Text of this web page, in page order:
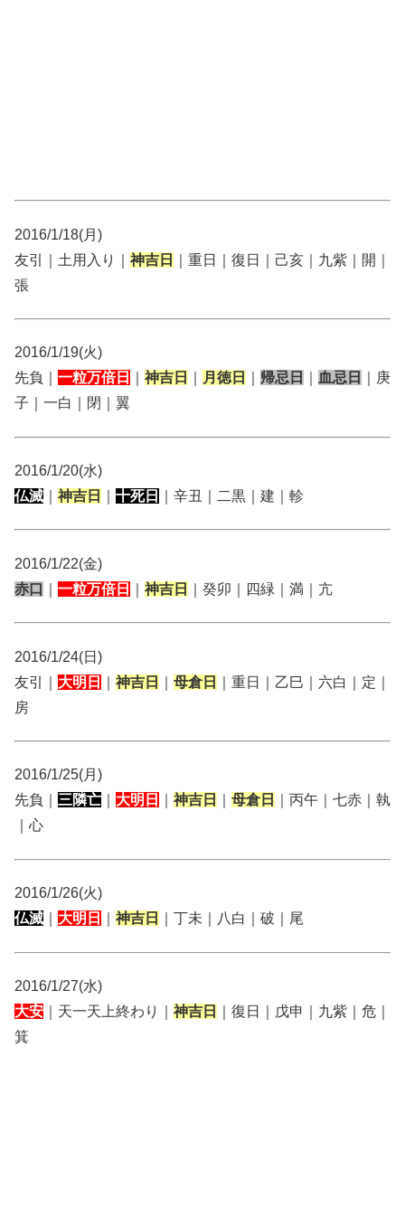
2016/1/18(月)
友引｜土用入り｜ 神吉日
｜重日｜復日｜己亥｜九紫｜開｜
張
2016/1/19(火)
先負｜ 一粒万倍日 神吉日 月徳日 帰忌日 血忌日
｜庚
子｜一白｜閉｜翼
2016/1/20(水)
仏滅
神吉日 十死日 ｜辛丑｜二黒｜建｜軫
2016/1/22(金)
赤口
一粒万倍日 神吉日 ｜癸卯｜四緑｜満｜亢
2016/1/24(日)
友引｜ 大明日 神吉日 母倉日
｜重日｜乙巳｜六白｜定｜
房
2016/1/25(月)
先負｜ 三隣亡 大明日 神吉日 母倉日
｜丙午｜七赤｜執
｜心
2016/1/26(火)
仏滅
大明日 神吉日 ｜丁未｜八白｜破｜尾
2016/1/27(水)
大安 ｜天一天上終わり｜ 神吉日
｜復日｜戊申｜九紫｜危｜
箕